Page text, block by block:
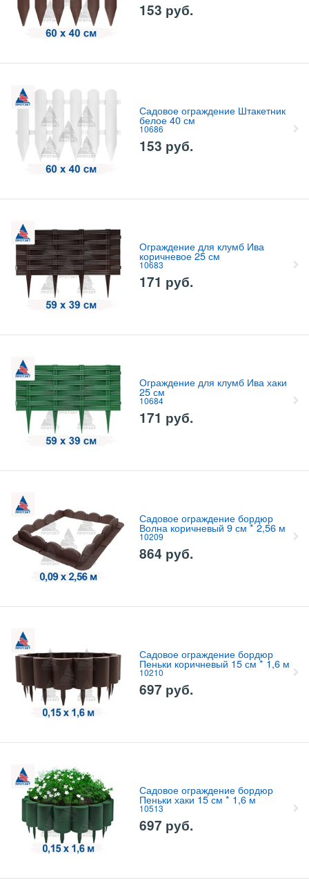
153 руб.
Садовое ограждение Штакетник
белое 40 см
10686
153 руб.
Ограждение для клумб Ива
коричневое 25 см
10683
171 руб.
Ограждение для клумб Ива хаки
25 см
10684
171 руб.
Садовое ограждение бордюр
Волна коричневый 9 см * 2,56 м
10209
864 руб.
Садовое ограждение бордюр
Пеньки коричневый 15 см * 1,6 м
10210
697 руб.
Садовое ограждение бордюр
Пеньки хаки 15 см * 1,6 м
10513
697 руб.